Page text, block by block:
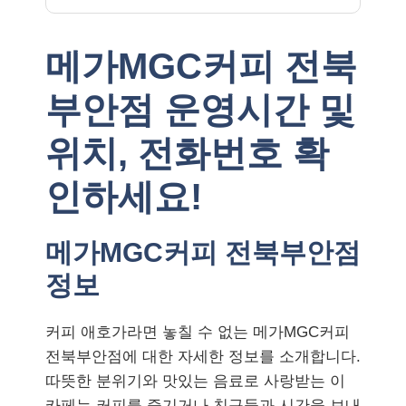
메가MGC커피 전북
부안점 운영시간 및
위치, 전화번호 확
인하세요!
메가MGC커피 전북부안점
정보
커피 애호가라면 놓칠 수 없는 메가MGC커피
전북부안점에 대한 자세한 정보를 소개합니다.
따뜻한 분위기와 맛있는 음료로 사랑받는 이